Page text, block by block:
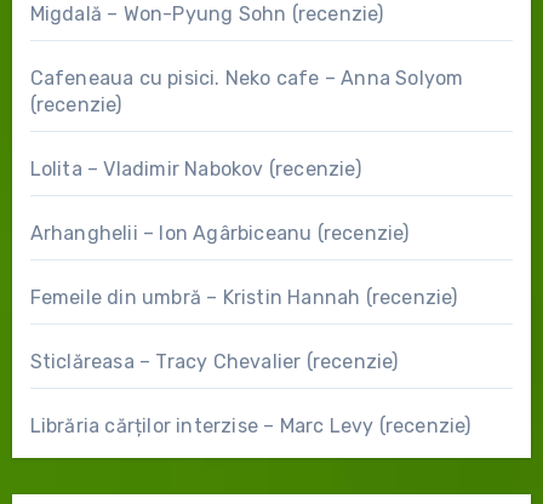
Migdală – Won-Pyung Sohn (recenzie)
Cafeneaua cu pisici. Neko cafe – Anna Solyom
(recenzie)
Lolita – Vladimir Nabokov (recenzie)
Arhanghelii – Ion Agârbiceanu (recenzie)
Femeile din umbră – Kristin Hannah (recenzie)
Sticlăreasa – Tracy Chevalier (recenzie)
Librăria cărților interzise – Marc Levy (recenzie)